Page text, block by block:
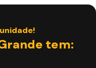
tem: